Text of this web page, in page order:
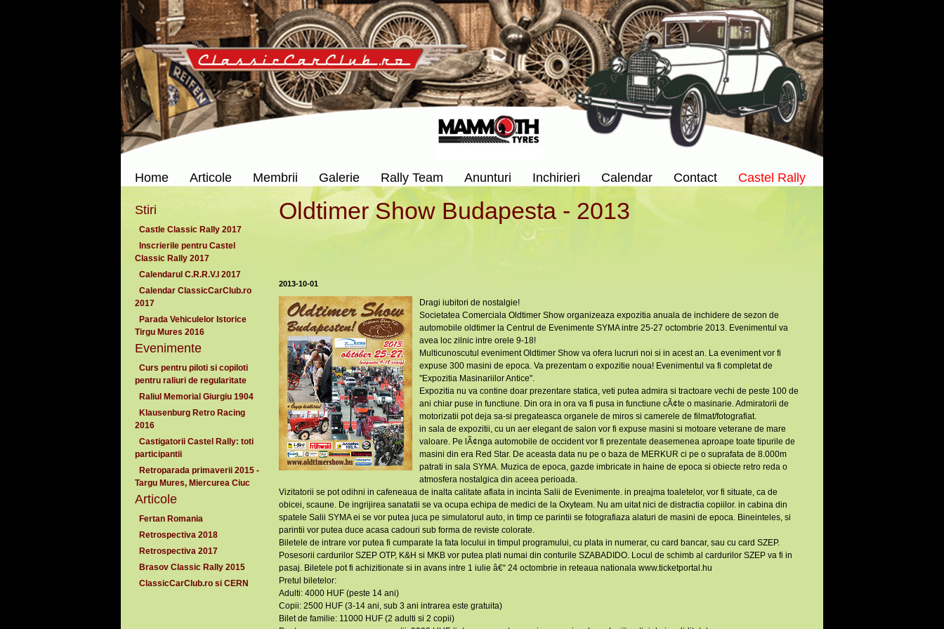
Home Articole Membrii Galerie Rally Team Anunturi Inchirieri Calendar Contact Castel Rally
Stiri
Castle Classic Rally 2017
Inscrierile pentru Castel
Classic Rally 2017
Calendarul C.R.R.V.I 2017
Calendar ClassicCarClub.ro
2017
Parada Vehiculelor Istorice
Tirgu Mures 2016
Evenimente
Curs pentru piloti si copiloti
pentru raliuri de regularitate
Raliul Memorial Giurgiu 1904
Klausenburg Retro Racing
2016
Castigatorii Castel Rally: toti
participantii
Retroparada primaverii 2015 -
Targu Mures, Miercurea Ciuc
Articole
Fertan Romania
Retrospectiva 2018
Retrospectiva 2017
Brasov Classic Rally 2015
ClassicCarClub.ro si CERN
Oldtimer Show Budapesta - 2013
2013-10-01
Dragi iubitori de nostalgie!
Societatea Comerciala Oldtimer Show organizeaza expozitia anuala de inchidere de sezon de
automobile oldtimer la Centrul de Evenimente SYMA intre 25-27 octombrie 2013. Evenimentul va
avea loc zilnic intre orele 9-18!
Multicunoscutul eveniment Oldtimer Show va ofera lucruri noi si in acest an. La eveniment vor fi
expuse 300 masini de epoca. Va prezentam o expozitie noua! Evenimentul va fi completat de
"Expozitia Masinariilor Antice".
Expozitia nu va contine doar prezentare statica, veti putea admira si tractoare vechi de peste 100 de
ani chiar puse in functiune. Din ora in ora va fi pusa in functiune cÃ¢te o masinarie. Admiratorii de
motorizatii pot deja sa-si pregateasca organele de miros si camerele de filmat/fotografiat.
in sala de expozitii, cu un aer elegant de salon vor fi expuse masini si motoare veterane de mare
valoare. Pe lÃ¢nga automobile de occident vor fi prezentate deasemenea aproape toate tipurile de
masini din era Red Star. De aceasta data nu pe o baza de MERKUR ci pe o suprafata de 8.000m
patrati in sala SYMA. Muzica de epoca, gazde imbricate in haine de epoca si obiecte retro reda o
atmosfera nostalgica din aceea perioada.
Vizitatorii se pot odihni in cafeneaua de inalta calitate aflata in incinta Salii de Evenimente. in preajma toaletelor, vor fi situate, ca de
obicei, scaune. De ingrijirea sanatatii se va ocupa echipa de medici de la Oxyteam. Nu am uitat nici de distractia copiilor. in cabina din
spatele Salii SYMA ei se vor putea juca pe simulatorul auto, in timp ce parintii se fotografiaza alaturi de masini de epoca. Bineinteles, si
parintii vor putea duce acasa cadouri sub forma de reviste colorate.
Biletele de intrare vor putea fi cumparate la fata locului in timpul programului, cu plata in numerar, cu card bancar, sau cu card SZEP.
Posesorii cardurilor SZEP OTP, K&H si MKB vor putea plati numai din conturile SZABADIDO. Locul de schimb al cardurilor SZEP va fi in
pasaj. Biletele pot fi achizitionate si in avans intre 1 iulie â€“ 24 octombrie in reteaua nationala www.ticketportal.hu
Pretul biletelor:
Adulti: 4000 HUF (peste 14 ani)
Copii: 2500 HUF (3-14 ani, sub 3 ani intrarea este gratuita)
Bilet de familie: 11000 HUF (2 adulti si 2 copii)